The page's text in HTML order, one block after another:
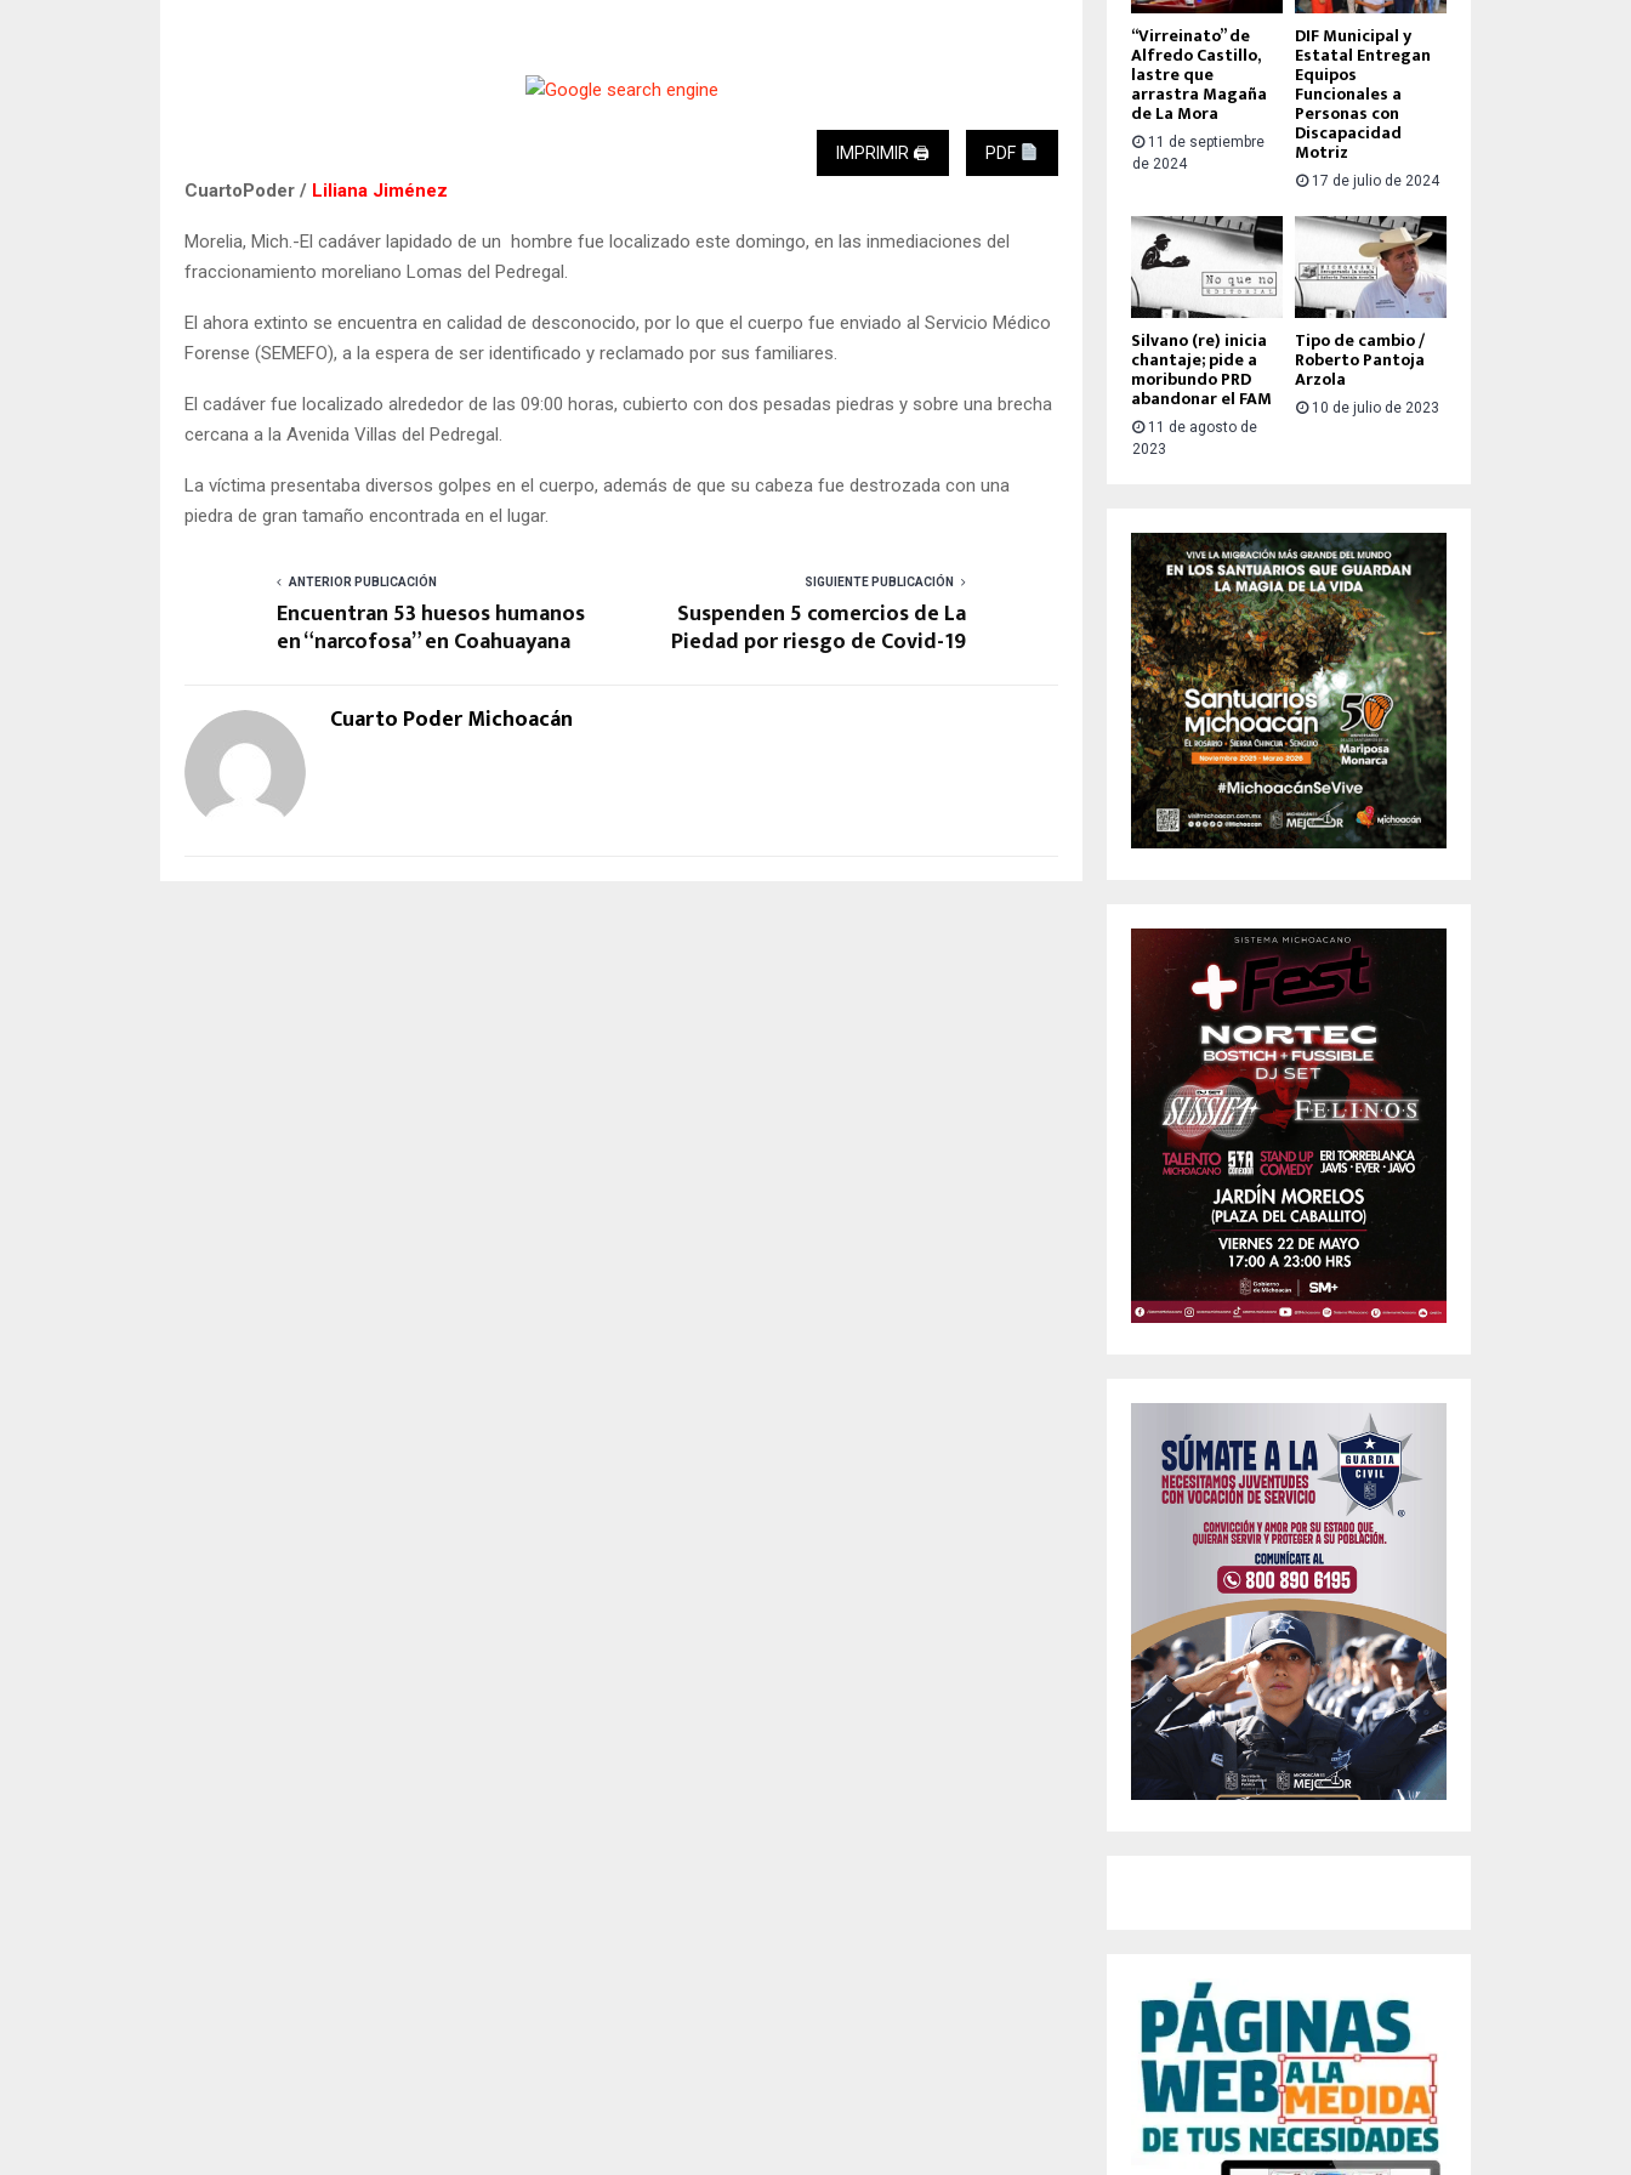
IMPRIMIR 🖨 PDF
CuartoPoder / Liliana Jiménez
Morelia, Mich.-El cadáver lapidado de un hombre fue localizado este domingo, en las inmediaciones del
fraccionamiento moreliano Lomas del Pedregal.
El ahora extinto se encuentra en calidad de desconocido, por lo que el cuerpo fue enviado al Servicio Médico
Forense (SEMEFO), a la espera de ser identificado y reclamado por sus familiares.
El cadáver fue localizado alrededor de las 09:00 horas, cubierto con dos pesadas piedras y sobre una brecha
cercana a la Avenida Villas del Pedregal.
La víctima presentaba diversos golpes en el cuerpo, además de que su cabeza fue destrozada con una
piedra de gran tamaño encontrada en el lugar.
ANTERIOR PUBLICACIÓN
Encuentran 53 huesos humanos
en “narcofosa” en Coahuayana
SIGUIENTE PUBLICACIÓN
Suspenden 5 comercios de La
Piedad por riesgo de Covid-19
Cuarto Poder Michoacán
“Virreinato” de
Alfredo Castillo,
lastre que
arrastra Magaña
de La Mora
11 de septiembre
de 2024
DIF Municipal y
Estatal Entregan
Equipos
Funcionales a
Personas con
Discapacidad
Motriz
17 de julio de 2024
Silvano (re) inicia
chantaje; pide a
moribundo PRD
abandonar el FAM
11 de agosto de
2023
Tipo de cambio /
Roberto Pantoja
Arzola
10 de julio de 2023